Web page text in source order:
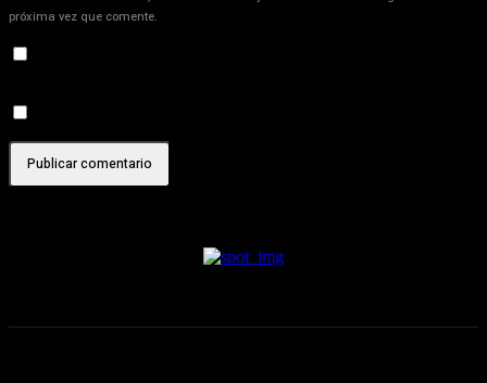
próxima vez que comente.